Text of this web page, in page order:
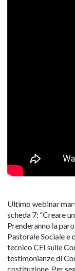
Ultimo webinar
scheda 7: “Creare
Prenderanno la
Pastorale Sociale e
tecnico CEI sulle
testimonianze di
costituzione. Per